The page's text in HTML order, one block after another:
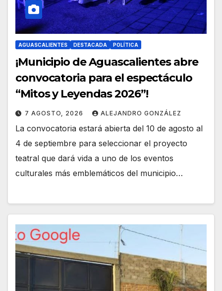
AGUASCALIENTES DESTACADA POLÍTICA
¡Municipio de Aguascalientes abre
convocatoria para el espectáculo
“Mitos y Leyendas 2026”!
7 AGOSTO, 2026 ALEJANDRO GONZÁLEZ
La convocatoria estará abierta del 10 de agosto al
4 de septiembre para seleccionar el proyecto
teatral que dará vida a uno de los eventos
culturales más emblemáticos del municipio…